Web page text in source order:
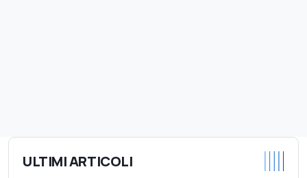
ULTIMI ARTICOLI